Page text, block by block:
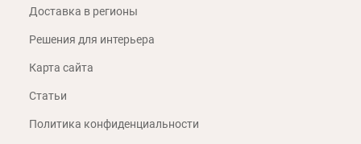
Доставка в регионы
Решения для интерьера
Карта сайта
Статьи
Политика конфиденциальности